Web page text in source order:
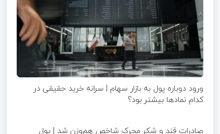
ورود دوباره پول به بازار سهام | سرانه خرید حقیقی در
کدام نماد‌ها بیشتر بود؟
صادرات قند و شکر محرک شاخص هم‌وزن شد | پول